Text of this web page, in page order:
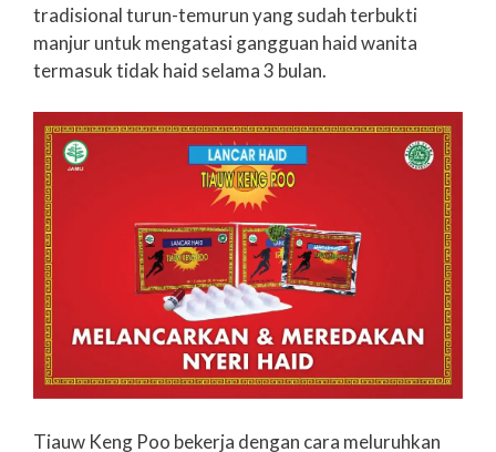
tradisional turun-temurun yang sudah terbukti
manjur untuk mengatasi gangguan haid wanita
termasuk tidak haid selama 3 bulan.
Tiauw Keng Poo bekerja dengan cara meluruhkan